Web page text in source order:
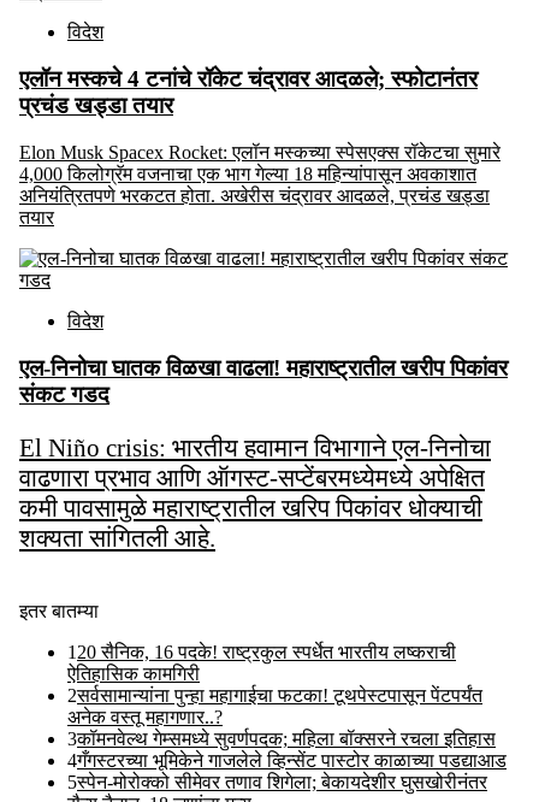
विदेश
एलॉन मस्कचे 4 टनांचे रॉकेट चंद्रावर आदळले; स्फोटानंतर
प्रचंड खड्डा तयार
Elon Musk Spacex Rocket: एलॉन मस्कच्या स्पेसएक्स रॉकेटचा सुमारे
4,000 किलोग्रॅम वजनाचा एक भाग गेल्या 18 महिन्यांपासून अवकाशात
अनियंत्रितपणे भरकटत होता. अखेरीस चंद्रावर आदळले, प्रचंड खड्डा
तयार
विदेश
एल-निनोचा घातक विळखा वाढला! महाराष्ट्रातील खरीप पिकांवर
संकट गडद
El Niño crisis: भारतीय हवामान विभागाने एल-निनोचा
वाढणारा प्रभाव आणि ऑगस्ट-सप्टेंबरमध्येमध्ये अपेक्षित
कमी पावसामुळे महाराष्ट्रातील खरिप पिकांवर धोक्याची
शक्यता सांगितली आहे.
इतर बातम्या
1 20 सैनिक, 16 पदके! राष्ट्रकुल स्पर्धेत भारतीय लष्कराची
ऐतिहासिक कामगिरी
2सर्वसामान्यांना पुन्हा महागाईचा फटका! टूथपेस्टपासून पेंटपर्यंत
अनेक वस्तू महागणार..?
3कॉमनवेल्थ गेम्समध्ये सुवर्णपदक; महिला बॉक्सरने रचला इतिहास
4गँगस्टरच्या भूमिकेने गाजलेले व्हिन्सेंट पास्टोर काळाच्या पडद्याआड
5स्पेन-मोरोक्को सीमेवर तणाव शिगेला; बेकायदेशीर घुसखोरीनंतर